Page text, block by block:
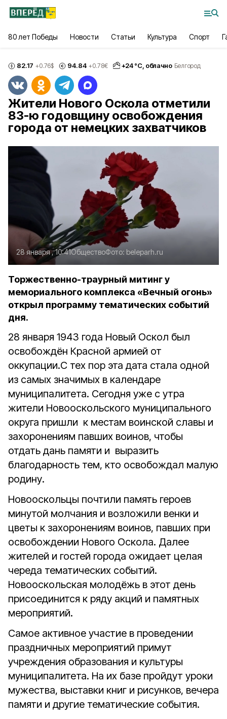
80 лет Победы Новости Статьи Культура Спорт
82.17 +0.76$ 94.84 +0.78€ +24°С, облачно Белгород
Жители Нового Оскола отметили
83-ю годовщину освобождения
города от немецких захватчиков
28 января , 10:41ОбществоФото: beleparh.ru
Торжественно-траурный митинг у
мемориального комплекса «Вечный огонь»
открыл программу тематических событий
дня.
28 января 1943 года Новый Оскол был
освобождён Красной армией от
оккупации.С тех пор эта дата стала одной
из самых значимых в календаре
муниципалитета. Сегодня уже с утра
жители Новооскольского муниципального
округа пришли к местам воинской славы и
захоронениям павших воинов, чтобы
отдать дань памяти и выразить
благодарность тем, кто освобождал малую
родину.
Новооскольцы почтили память героев
минутой молчания и возложили венки и
цветы к захоронениям воинов, павших при
освобождении Нового Оскола. Далее
жителей и гостей города ожидает целая
череда тематических событий.
Новооскольская молодёжь в этот день
присоединится к ряду акций и памятных
мероприятий.
Самое активное участие в проведении
праздничных мероприятий примут
учреждения образования и культуры
муниципалитета. На их базе пройдут уроки
мужества, выставки книг и рисунков, вечера
памяти и другие тематические события.